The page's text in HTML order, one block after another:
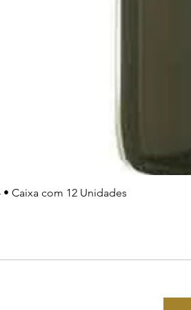
Caixa com 12 Unidades